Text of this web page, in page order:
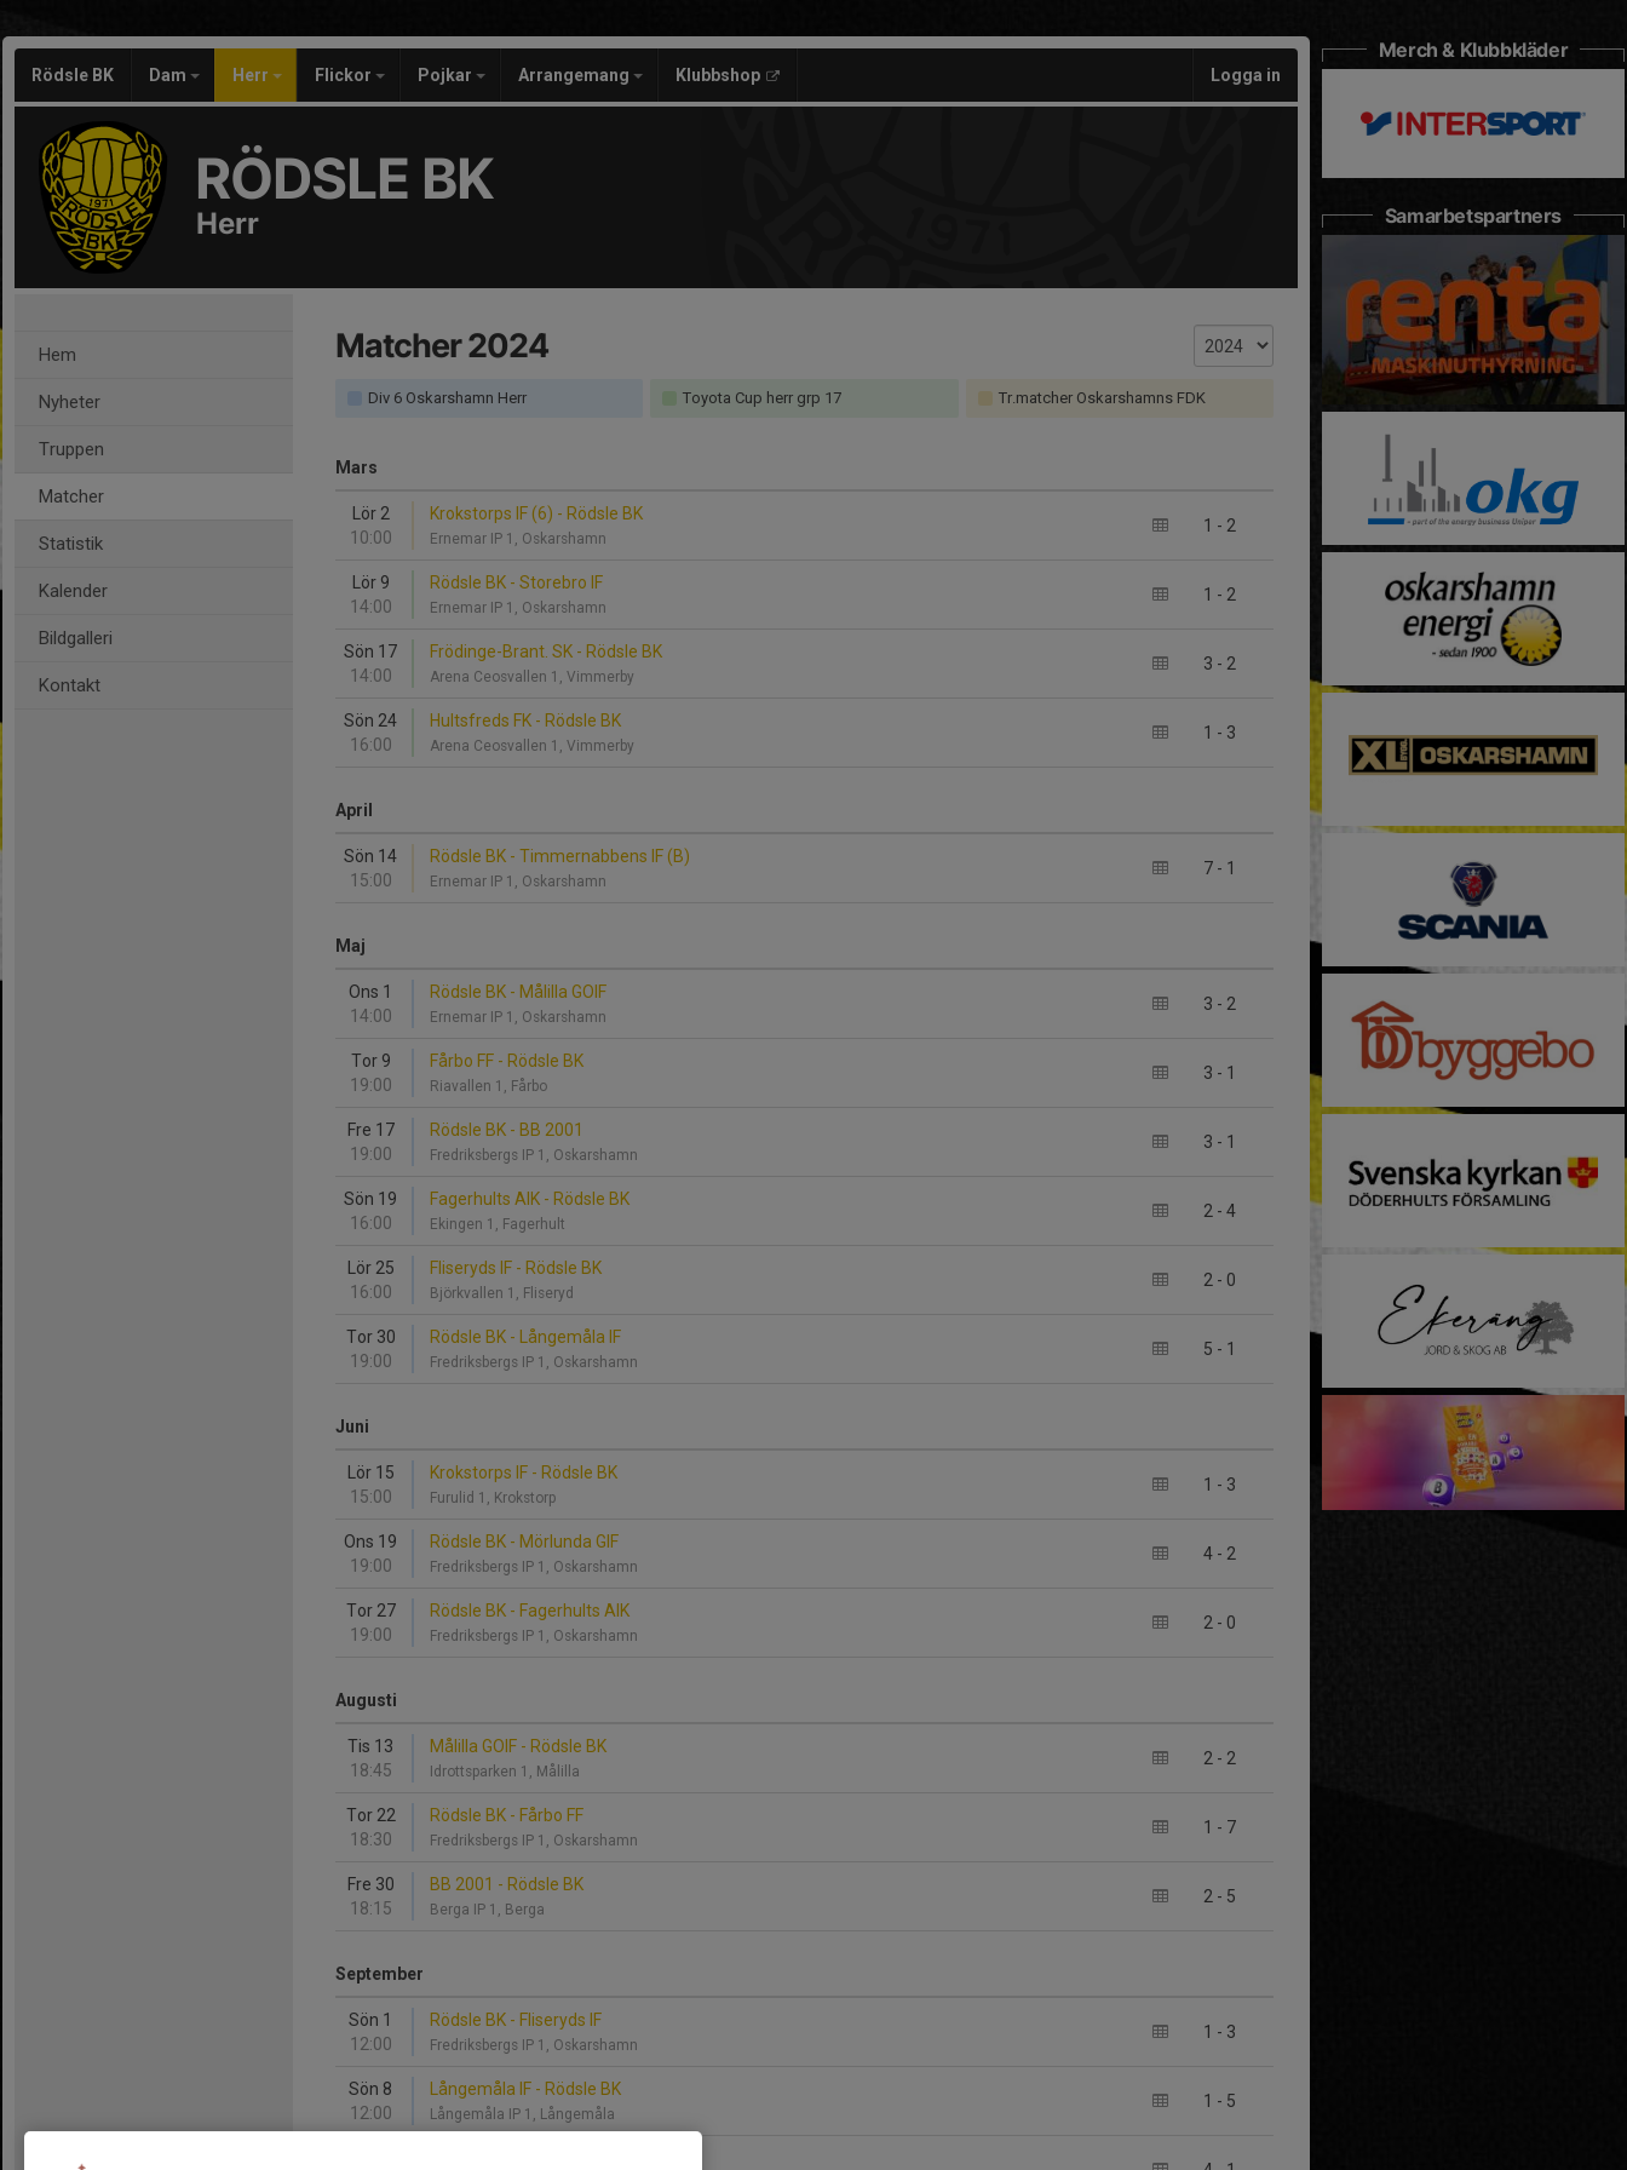
Rödsle BK Dam Herr Flickor Pojkar Arrangemang Klubbshop Logga in
RÖDSLE BK
Herr
Hem
Nyheter
Truppen
Matcher
Statistik
Kalender
Bildgalleri
Kontakt
Matcher 2024
Div 6 Oskarshamn Herr Toyota Cup herr grp 17 Tr.matcher Oskarshamns FDK
Mars
Lör 2
10:00
1 - 2
Krokstorps IF (6) - Rödsle BK
Ernemar IP 1, Oskarshamn
Lör 9
14:00
1 - 2
Rödsle BK - Storebro IF
Ernemar IP 1, Oskarshamn
Sön 17
14:00
3 - 2
Frödinge-Brant. SK - Rödsle BK
Arena Ceosvallen 1, Vimmerby
Sön 24
16:00
1 - 3
Hultsfreds FK - Rödsle BK
Arena Ceosvallen 1, Vimmerby
April
Sön 14
15:00
7 - 1
Rödsle BK - Timmernabbens IF (B)
Ernemar IP 1, Oskarshamn
Maj
Ons 1
14:00
3 - 2
Rödsle BK - Målilla GOIF
Ernemar IP 1, Oskarshamn
Tor 9
19:00
3 - 1
Fårbo FF - Rödsle BK
Riavallen 1, Fårbo
Fre 17
19:00
3 - 1
Rödsle BK - BB 2001
Fredriksbergs IP 1, Oskarshamn
Sön 19
16:00
2 - 4
Fagerhults AIK - Rödsle BK
Ekingen 1, Fagerhult
Lör 25
16:00
2 - 0
Fliseryds IF - Rödsle BK
Björkvallen 1, Fliseryd
Tor 30
19:00
5 - 1
Rödsle BK - Långemåla IF
Fredriksbergs IP 1, Oskarshamn
Juni
Lör 15
15:00
1 - 3
Krokstorps IF - Rödsle BK
Furulid 1, Krokstorp
Ons 19
19:00
4 - 2
Rödsle BK - Mörlunda GIF
Fredriksbergs IP 1, Oskarshamn
Tor 27
19:00
2 - 0
Rödsle BK - Fagerhults AIK
Fredriksbergs IP 1, Oskarshamn
Augusti
Tis 13
18:45
2 - 2
Målilla GOIF - Rödsle BK
Idrottsparken 1, Målilla
Tor 22
18:30
1 - 7
Rödsle BK - Fårbo FF
Fredriksbergs IP 1, Oskarshamn
Fre 30
18:15
2 - 5
BB 2001 - Rödsle BK
Berga IP 1, Berga
September
Sön 1
12:00
1 - 3
Rödsle BK - Fliseryds IF
Fredriksbergs IP 1, Oskarshamn
Sön 8
12:00
1 - 5
Långemåla IF - Rödsle BK
Långemåla IP 1, Långemåla
Merch & Klubbkläder
Samarbetspartners